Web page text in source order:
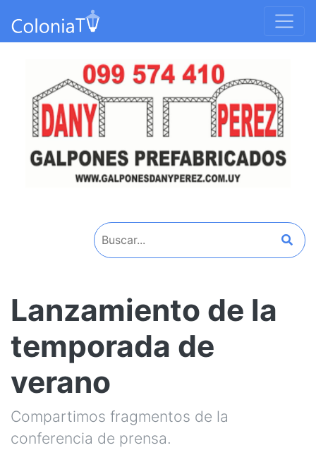
Lanzamiento de la
temporada de
verano
Compartimos fragmentos de la
conferencia de prensa.